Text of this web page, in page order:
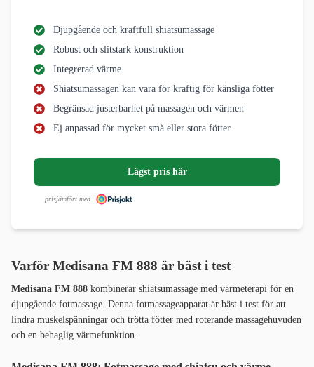
Djupgående och kraftfull shiatsumassage
Robust och slitstark konstruktion
Integrerad värme
Shiatsumassagen kan vara för kraftig för känsliga fötter
Begränsad justerbarhet på massagen och värmen
Ej anpassad för mycket små eller stora fötter
Lägst pris här
prisjämfört med
Varför Medisana FM 888 är bäst i test
Medisana FM 888 kombinerar shiatsumassage med värmeterapi för en
djupgående fotmassage. Denna fotmassageapparat är bäst i test för att
lindra muskelspänningar och trötta fötter med roterande massagehuvuden
och en behaglig värmefunktion.